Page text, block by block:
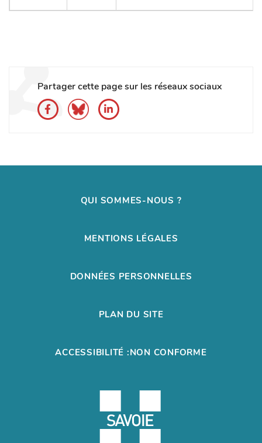
Partager cette page sur les réseaux sociaux
QUI SOMMES-NOUS ?
MENTIONS LÉGALES
DONNÉES PERSONNELLES
PLAN DU SITE
ACCESSIBILITÉ :NON CONFORME